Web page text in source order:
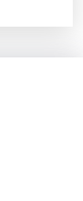
bildiri
ilişkin